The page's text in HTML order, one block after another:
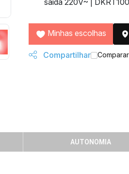
saída 220V~ |
Minhas escolhas
Compartilhar Comparar
AUTONOMIA